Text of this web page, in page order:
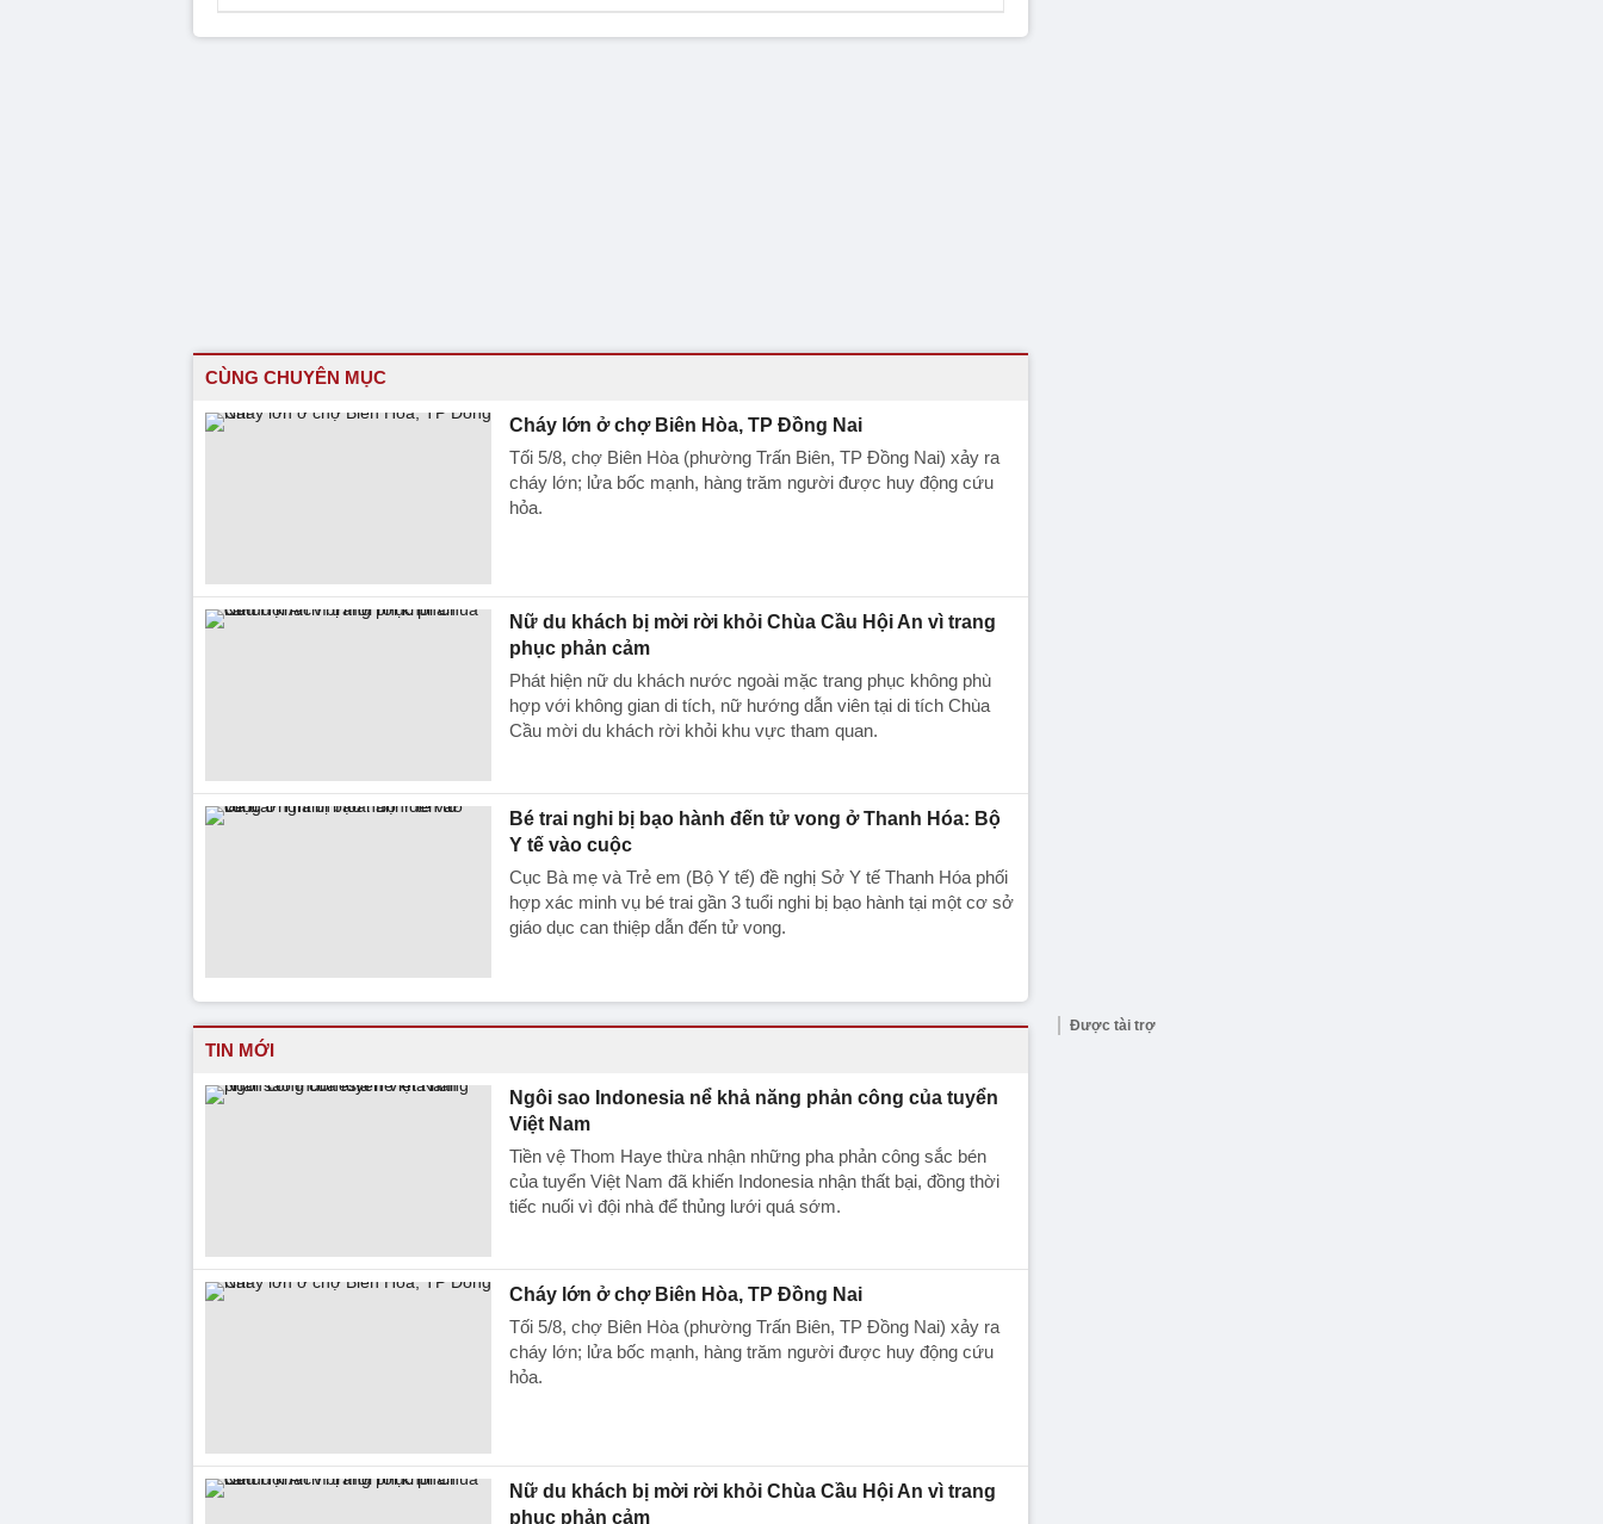
CÙNG CHUYÊN MỤC
Cháy lớn ở chợ Biên Hòa, TP Đồng Nai
Tối 5/8, chợ Biên Hòa (phường Trấn Biên, TP Đồng Nai) xảy ra
cháy lớn; lửa bốc mạnh, hàng trăm người được huy động cứu
hỏa.
Nữ du khách bị mời rời khỏi Chùa Cầu Hội An vì trang
phục phản cảm
Phát hiện nữ du khách nước ngoài mặc trang phục không phù
hợp với không gian di tích, nữ hướng dẫn viên tại di tích Chùa
Cầu mời du khách rời khỏi khu vực tham quan.
Bé trai nghi bị bạo hành đến tử vong ở Thanh Hóa: Bộ
Y tế vào cuộc
Cục Bà mẹ và Trẻ em (Bộ Y tế) đề nghị Sở Y tế Thanh Hóa phối
hợp xác minh vụ bé trai gần 3 tuổi nghi bị bạo hành tại một cơ sở
giáo dục can thiệp dẫn đến tử vong.
TIN MỚI
Ngôi sao Indonesia nể khả năng phản công của tuyển
Việt Nam
Tiền vệ Thom Haye thừa nhận những pha phản công sắc bén
của tuyển Việt Nam đã khiến Indonesia nhận thất bại, đồng thời
tiếc nuối vì đội nhà để thủng lưới quá sớm.
Cháy lớn ở chợ Biên Hòa, TP Đồng Nai
Tối 5/8, chợ Biên Hòa (phường Trấn Biên, TP Đồng Nai) xảy ra
cháy lớn; lửa bốc mạnh, hàng trăm người được huy động cứu
hỏa.
Nữ du khách bị mời rời khỏi Chùa Cầu Hội An vì trang
phục phản cảm
Được tài trợ